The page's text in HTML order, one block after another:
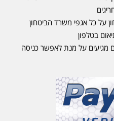
על כל אגפי משרד הביטחון
בטלפון
מגיעים על מנת לאפשר כניסה